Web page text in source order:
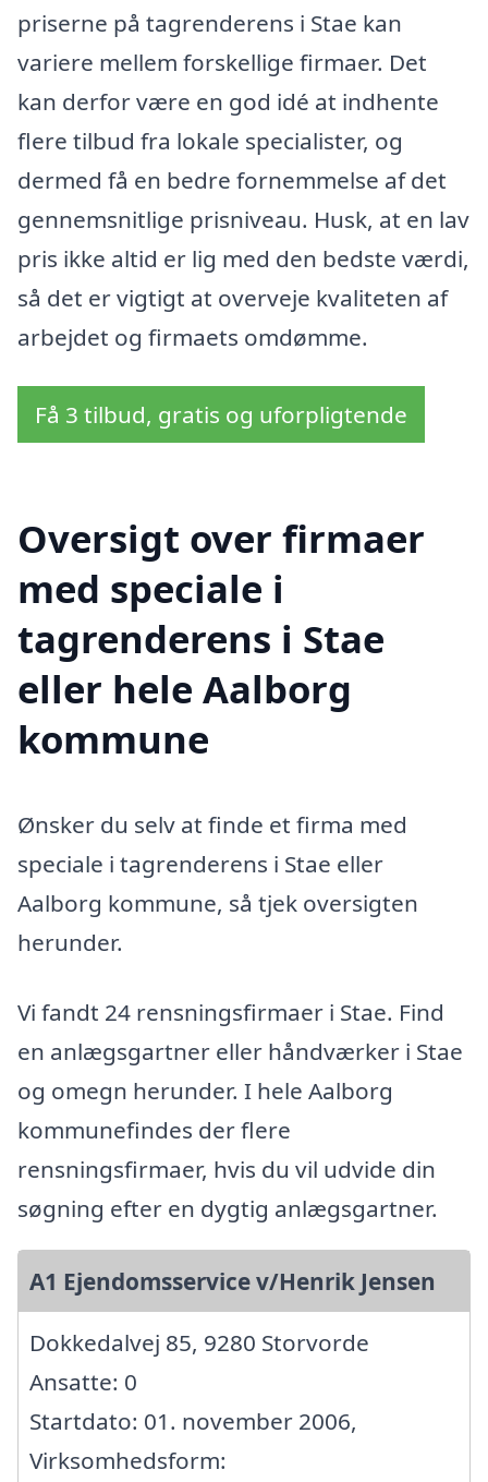
priserne på tagrenderens i Stae kan
variere mellem forskellige firmaer. Det
kan derfor være en god idé at indhente
flere tilbud fra lokale specialister, og
dermed få en bedre fornemmelse af det
gennemsnitlige prisniveau. Husk, at en lav
pris ikke altid er lig med den bedste værdi,
så det er vigtigt at overveje kvaliteten af
arbejdet og firmaets omdømme.
Få 3 tilbud, gratis og uforpligtende
Oversigt over firmaer
med speciale i
tagrenderens i Stae
eller hele Aalborg
kommune
Ønsker du selv at finde et firma med
speciale i tagrenderens i Stae eller
Aalborg kommune, så tjek oversigten
herunder.
Vi fandt 24 rensningsfirmaer i Stae. Find
en anlægsgartner eller håndværker i Stae
og omegn herunder. I hele Aalborg
kommunefindes der flere
rensningsfirmaer, hvis du vil udvide din
søgning efter en dygtig anlægsgartner.
A1 Ejendomsservice v/Henrik Jensen
Dokkedalvej 85, 9280 Storvorde
Ansatte: 0
Startdato: 01. november 2006,
Virksomhedsform: